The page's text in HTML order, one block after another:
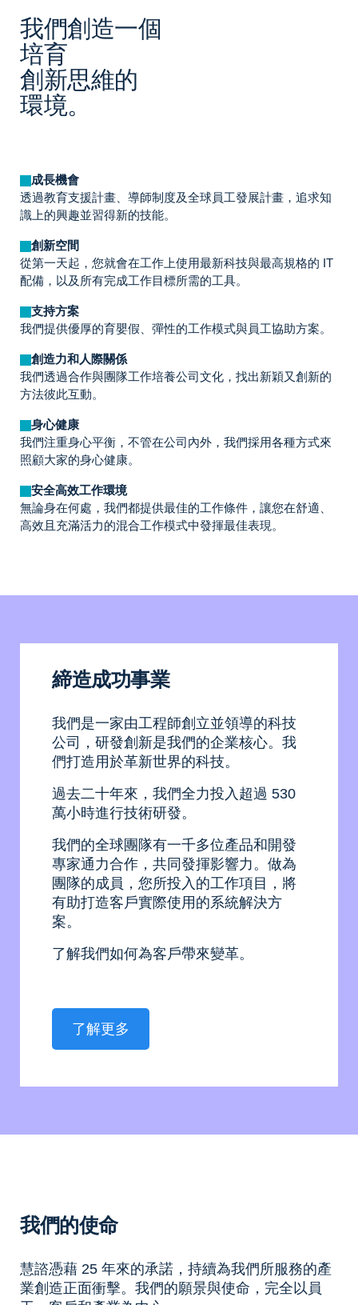
我們創造一個
培育
創新思維的
環境。
成長機會
透過教育支援計畫、導師制度及全球員工發展計畫，追求知
識上的興趣並習得新的技能。
創新空間
從第一天起，您就會在工作上使用最新科技與最高規格的 IT
配備，以及所有完成工作目標所需的工具。
支持方案
我們提供優厚的育嬰假、彈性的工作模式與員工協助方案。
創造力和人際關係
我們透過合作與團隊工作培養公司文化，找出新穎又創新的
方法彼此互動。
身心健康
我們注重身心平衡，不管在公司內外，我們採用各種方式來
照顧大家的身心健康。
安全高效工作環境
無論身在何處，我們都提供最佳的工作條件，讓您在舒適、
高效且充滿活力的混合工作模式中發揮最佳表現。
締造成功事業
我們是一家由工程師創立並領導的科技
公司，研發創新是我們的企業核心。我
們打造用於革新世界的科技。
過去二十年來，我們全力投入超過 530
萬小時進行技術研發。
我們的全球團隊有一千多位產品和開發
專家通力合作，共同發揮影響力。做為
團隊的成員，您所投入的工作項目，將
有助打造客戶實際使用的系統解決方
案。
了解我們如何為客戶帶來變革。
了解更多
我們的使命
慧諮憑藉 25 年來的承諾，持續為我們所服務的產
業創造正面衝擊。我們的願景與使命，完全以員